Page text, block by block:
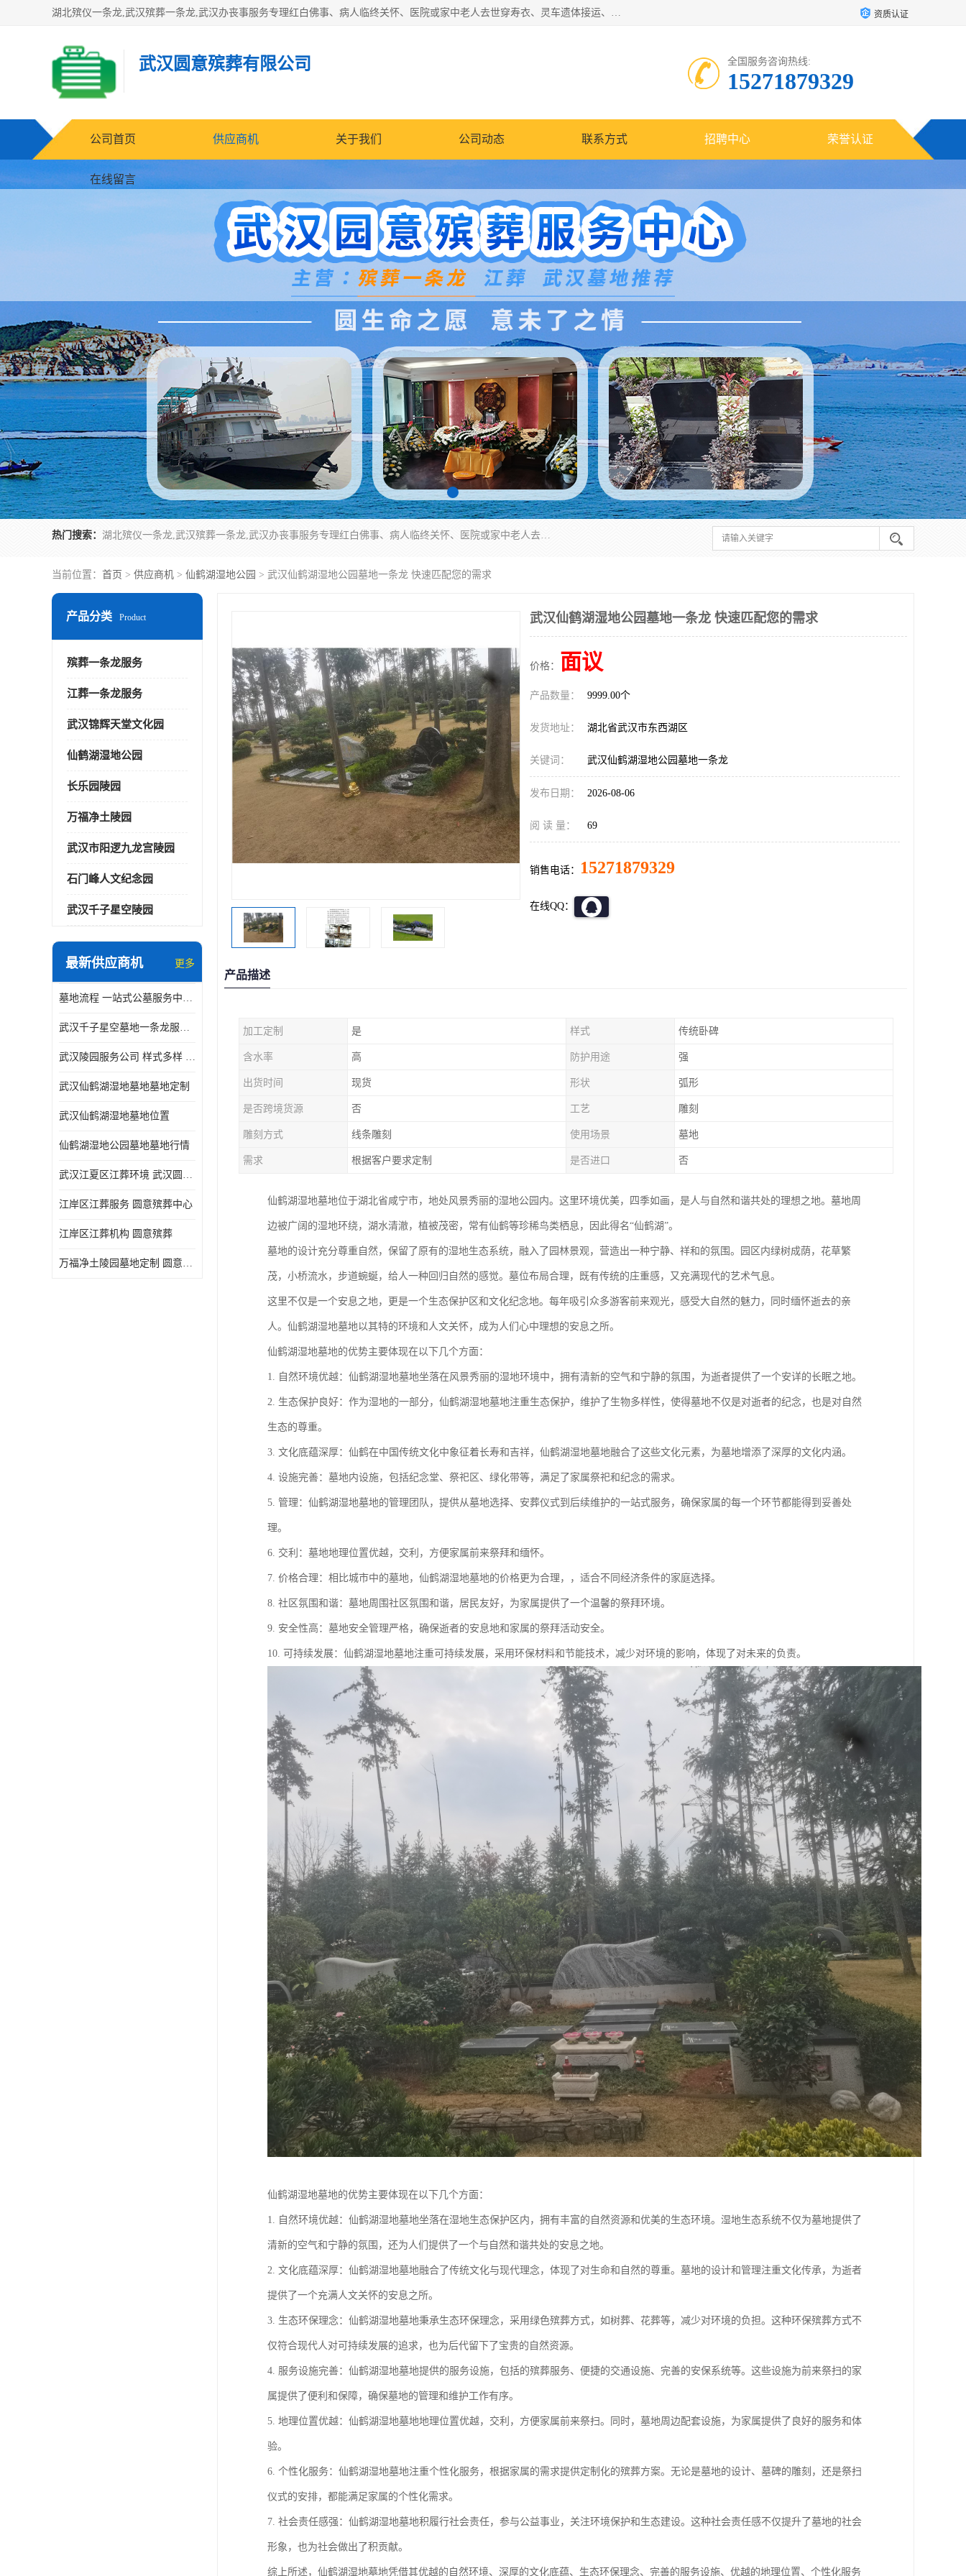
湖北殡仪一条龙,武汉殡葬一条龙,武汉办丧事服务专理红白佛事、病人临终关怀、医院或家中老人去世穿寿衣、灵车遗体接运、殡仪馆告别厅预约、办理火葬场手续、民俗丧事策划、遗体告别仪式、民俗礼仪服务、殡葬礼仪策划、陵园墓位导购、寺庙塔位择吉、往生功德策划、民俗功德策划、异地殡葬礼仪服务、异地骨灰接送返乡 资质认证
武汉圆意殡葬有限公司 全国服务咨询热线:
15271879329
公司首页 供应商机 关于我们 公司动态 联系方式 招聘中心 荣誉认证
在线留言
热门搜索： 湖北殡仪一条龙,武汉殡葬一条龙,武汉办丧事服务专理红白佛事、病人临终关怀、医院或家中老人去世穿寿衣、灵车遗体接运、殡仪馆告别厅预约、办理火葬场手续、民俗丧事策划、遗体告别仪式、民俗礼仪服务、殡葬礼仪策划、陵园墓位导购、寺庙塔位择吉、往生功德策划、民俗功德策划、异地殡葬礼仪服务、异地骨灰接送返乡
当前位置： 首页 > 供应商机 > 仙鹤湖湿地公园 > 武汉仙鹤湖湿地公园墓地一条龙 快速匹配您的需求
产品分类 Product
殡葬一条龙服务
江葬一条龙服务
武汉锦辉天堂文化园
仙鹤湖湿地公园
长乐园陵园
万福净土陵园
武汉市阳逻九龙宫陵园
石门峰人文纪念园
武汉千子星空陵园
最新供应商机 更多
墓地流程 一站式公墓服务中心 武汉圆意殡葬有限公司
武汉千子星空墓地一条龙服务 出入顺畅 圆意殡葬
武汉陵园服务公司 样式多样 圆意殡葬中心
武汉仙鹤湖湿地墓地墓地定制
武汉仙鹤湖湿地墓地位置
仙鹤湖湿地公园墓地墓地行情
武汉江夏区江葬环境 武汉圆意殡葬有限公司
江岸区江葬服务 圆意殡葬中心
江岸区江葬机构 圆意殡葬
万福净土陵园墓地定制 圆意殡葬中心
武汉仙鹤湖湿地公园墓地一条龙 快速匹配您的需求
价格： 面议
产品数量： 9999.00个
发货地址： 湖北省武汉市东西湖区
关键词： 武汉仙鹤湖湿地公园墓地一条龙
发布日期： 2026-08-06
阅 读 量： 69
销售电话： 15271879329
在线QQ：
产品描述
加工定制 是 样式 传统卧碑
含水率 高 防护用途 强
出货时间 现货 形状 弧形
是否跨境货源 否 工艺 雕刻
雕刻方式 线条雕刻 使用场景 墓地
需求 根据客户要求定制 是否进口 否
仙鹤湖湿地墓地位于湖北省咸宁市，地处风景秀丽的湿地公园内。这里环境优美，四季如画，是人与自然和谐共处的理想之地。墓地周
边被广阔的湿地环绕，湖水清澈，植被茂密，常有仙鹤等珍稀鸟类栖息，因此得名“仙鹤湖”。
墓地的设计充分尊重自然，保留了原有的湿地生态系统，融入了园林景观，营造出一种宁静、祥和的氛围。园区内绿树成荫，花草繁
茂，小桥流水，步道蜿蜒，给人一种回归自然的感觉。墓位布局合理，既有传统的庄重感，又充满现代的艺术气息。
这里不仅是一个安息之地，更是一个生态保护区和文化纪念地。每年吸引众多游客前来观光，感受大自然的魅力，同时缅怀逝去的亲
人。仙鹤湖湿地墓地以其特的环境和人文关怀，成为人们心中理想的安息之所。
仙鹤湖湿地墓地的优势主要体现在以下几个方面：
1. 自然环境优越：仙鹤湖湿地墓地坐落在风景秀丽的湿地环境中，拥有清新的空气和宁静的氛围，为逝者提供了一个安详的长眠之地。
2. 生态保护良好：作为湿地的一部分，仙鹤湖湿地墓地注重生态保护，维护了生物多样性，使得墓地不仅是对逝者的纪念，也是对自然
生态的尊重。
3. 文化底蕴深厚：仙鹤在中国传统文化中象征着长寿和吉祥，仙鹤湖湿地墓地融合了这些文化元素，为墓地增添了深厚的文化内涵。
4. 设施完善：墓地内设施，包括纪念堂、祭祀区、绿化带等，满足了家属祭祀和纪念的需求。
5. 管理：仙鹤湖湿地墓地的管理团队，提供从墓地选择、安葬仪式到后续维护的一站式服务，确保家属的每一个环节都能得到妥善处
理。
6. 交利：墓地地理位置优越，交利，方便家属前来祭拜和缅怀。
7. 价格合理：相比城市中的墓地，仙鹤湖湿地墓地的价格更为合理，，适合不同经济条件的家庭选择。
8. 社区氛围和谐：墓地周围社区氛围和谐，居民友好，为家属提供了一个温馨的祭拜环境。
9. 安全性高：墓地安全管理严格，确保逝者的安息地和家属的祭拜活动安全。
10. 可持续发展：仙鹤湖湿地墓地注重可持续发展，采用环保材料和节能技术，减少对环境的影响，体现了对未来的负责。
仙鹤湖湿地墓地的优势主要体现在以下几个方面：
1. 自然环境优越：仙鹤湖湿地墓地坐落在湿地生态保护区内，拥有丰富的自然资源和优美的生态环境。湿地生态系统不仅为墓地提供了
清新的空气和宁静的氛围，还为人们提供了一个与自然和谐共处的安息之地。
2. 文化底蕴深厚：仙鹤湖湿地墓地融合了传统文化与现代理念，体现了对生命和自然的尊重。墓地的设计和管理注重文化传承，为逝者
提供了一个充满人文关怀的安息之所。
3. 生态环保理念：仙鹤湖湿地墓地秉承生态环保理念，采用绿色殡葬方式，如树葬、花葬等，减少对环境的负担。这种环保殡葬方式不
仅符合现代人对可持续发展的追求，也为后代留下了宝贵的自然资源。
4. 服务设施完善：仙鹤湖湿地墓地提供的服务设施，包括的殡葬服务、便捷的交通设施、完善的安保系统等。这些设施为前来祭扫的家
属提供了便利和保障，确保墓地的管理和维护工作有序。
5. 地理位置优越：仙鹤湖湿地墓地地理位置优越，交利，方便家属前来祭扫。同时，墓地周边配套设施，为家属提供了良好的服务和体
验。
6. 个性化服务：仙鹤湖湿地墓地注重个性化服务，根据家属的需求提供定制化的殡葬方案。无论是墓地的设计、墓碑的雕刻，还是祭扫
仪式的安排，都能满足家属的个性化需求。
7. 社会责任感强：仙鹤湖湿地墓地积履行社会责任，参与公益事业，关注环境保护和生态建设。这种社会责任感不仅提升了墓地的社会
形象，也为社会做出了积贡献。
综上所述，仙鹤湖湿地墓地凭借其优越的自然环境、深厚的文化底蕴、生态环保理念、完善的服务设施、优越的地理位置、个性化服务